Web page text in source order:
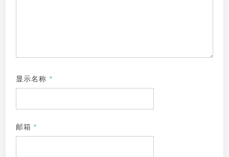
显示名称 *
邮箱 *